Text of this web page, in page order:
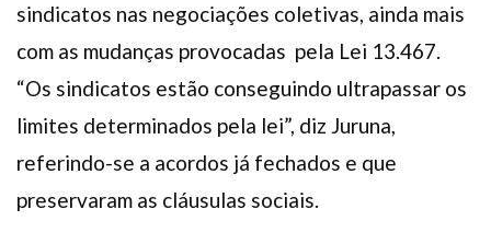
sindicatos nas negociações coletivas, ainda mais
com as mudanças provocadas pela Lei 13.467.
“Os sindicatos estão conseguindo ultrapassar os
limites determinados pela lei”, diz Juruna,
referindo-se a acordos já fechados e que
preservaram as cláusulas sociais.